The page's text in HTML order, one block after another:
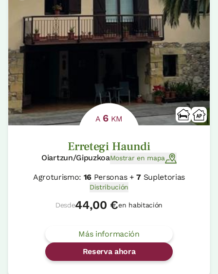
A 6 KM
Erretegi Haundi
Oiartzun/GipuzkoaMostrar en mapa
Agroturismo: 16 Personas +7Supletorias
Distribución
Desde44,00 €en habitación
Más información
Reserva ahora